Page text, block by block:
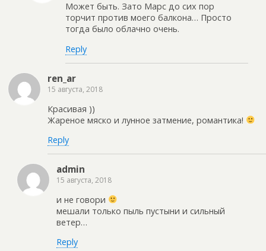
Может быть. Зато Марс до сих пор
торчит против моего балкона… Просто
тогда было облачно очень.
Reply
ren_ar
15 августа, 2018
Красивая ))
Жареное мяско и лунное затмение, романтика!
Reply
admin
15 августа, 2018
и не говори
мешали только пыль пустыни и сильный
ветер…
Reply